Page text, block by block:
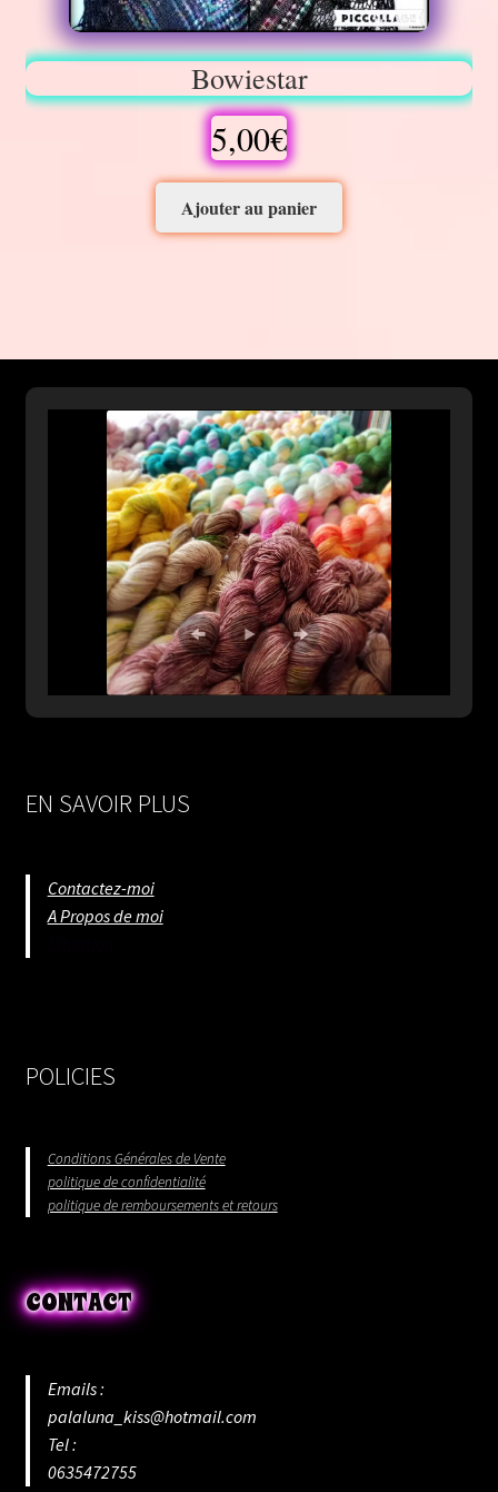
Bowiestar
5,00€
Ajouter au panier
EN SAVOIR PLUS
Contactez-moi
A Propos de moi
POLICIES
Conditions Générales de Vente
politique de confidentialité
politique de remboursements et retours
CONTACT
Emails :
palaluna_kiss@hotmail.com
Tel :
0635472755